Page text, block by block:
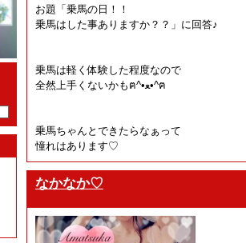
お題「乗馬の日！！
乗馬はした事ありますか？？」に回答♪
乗馬は軽く体験した程度なので
全然上手くないかもฅ^•ﻌ•^ฅ
乗馬ちゃんとできたらなぁって
憧れはあります♡
なかなか♡